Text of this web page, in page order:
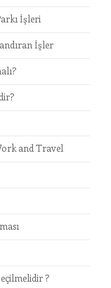
İşleri
İşler
and Travel
?